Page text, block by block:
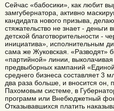
Сейчас «бабосики», как любит
замгубернатора, активно
кандидата нового призыва,
стяжательство не знает -
детской благотворительности -
инициатива», исполнительным
сама же Жуковская. «Разводят»
«партийной» линии,
предвыборных кампаний
среднего бизнеса составляет 3
два раза больше, и вносится он,
Пахомовым системе, в
программ или Внебюджетный
Отказывавшихся платить